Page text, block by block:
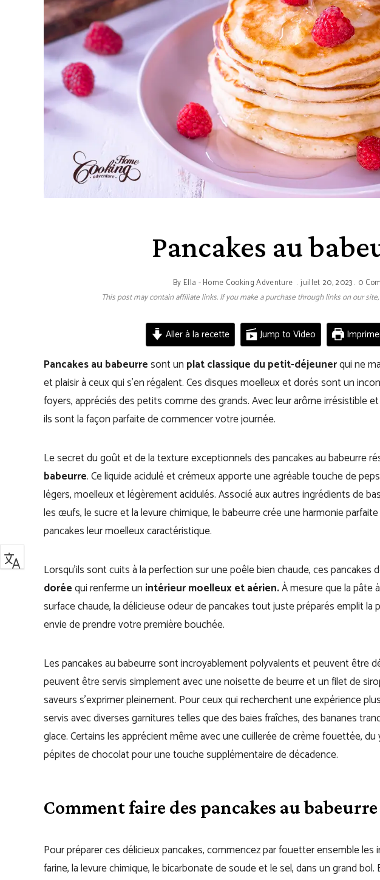
Pancakes au
By Ella - Home Cooking Adventure juillet 20, 2023 0
This post may contain affiliate links. If you make a purchase through links on our
Aller à la recette Jump to Video
Pancakes au babeurresont un plat classique du petit-déjeunerqui ne
et plaisir à ceux qui s’en régalent. Ces disques moelleux et dorés sont un
foyers, appréciés des petits comme des grands. Avec leur arôme irrésistible
ils sont la façon parfaite de commencer votre journée.
Le secret du goût et de la texture exceptionnels des pancakes au babeurre
babeurre. Ce liquide acidulé et crémeux apporte une agréable touche de
légers, moelleux et légèrement acidulés. Associé aux autres ingrédients de
les œufs, le sucre et la levure chimique, le babeurre crée une harmonie
pancakes leur moelleux caractéristique.
Lorsqu’ils sont cuits à la perfection sur une poêle bien chaude, ces pancakes
doréequi renferme un intérieur moelleux et aérien.À mesure que la pâte
surface chaude, la délicieuse odeur de pancakes tout juste préparés emplit la
envie de prendre votre première bouchée.
Les pancakes au babeurre sont incroyablement polyvalents et peuvent être
peuvent être servis simplement avec une noisette de beurre et un filet de
saveurs s’exprimer pleinement. Pour ceux qui recherchent une expérience
servis avec diverses garnitures telles que des baies fraîches, des bananes
glace. Certains les apprécient même avec une cuillerée de crème fouettée,
pépites de chocolat pour une touche supplémentaire de décadence.
Comment faire des pancakes au babeurre
Pour préparer ces délicieux pancakes, commencez par fouetter ensemble
farine, la levure chimique, le bicarbonate de soude et le sel, dans un grand